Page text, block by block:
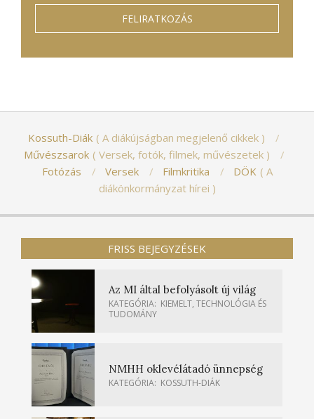
Kossuth-Diák
A diákújságban megjelenő cikkek
Művészsarok
Versek, fotók, filmek, művészetek
Fotózás
Versek Filmkritika DÖK
A
diákönkormányzat hírei
FRISS BEJEGYZÉSEK
Az MI által befolyásolt új világ
KATEGÓRIA: KIEMELT, TECHNOLÓGIA ÉS
TUDOMÁNY
NMHH oklevélátadó ünnepség
KATEGÓRIA: KOSSUTH-DIÁK